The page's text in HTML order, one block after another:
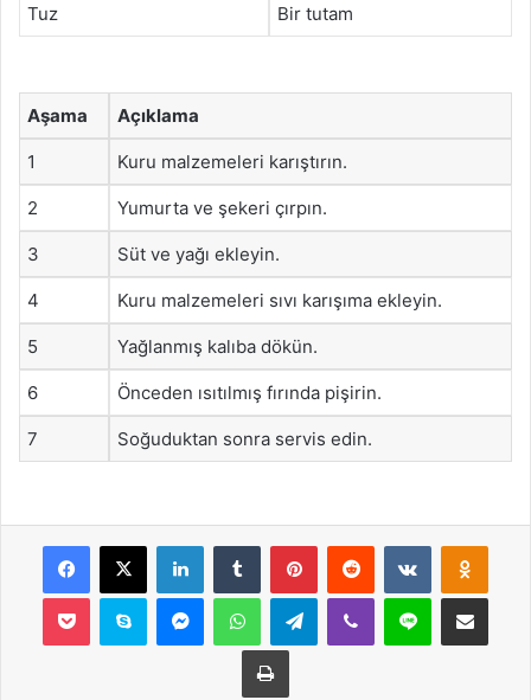
Tuz Bir tutam
Aşama Açıklama
1 Kuru malzemeleri karıştırın.
2 Yumurta ve şekeri çırpın.
3 Süt ve yağı ekleyin.
4 Kuru malzemeleri sıvı karışıma ekleyin.
5 Yağlanmış kalıba dökün.
6 Önceden ısıtılmış fırında pişirin.
7 Soğuduktan sonra servis edin.
Facebook
X LinkedInTumblr PinterestReddit VKontakte
Pocket Skype MessengerWhatsAppTelegramViber Line E-Posta ile
Yazdır